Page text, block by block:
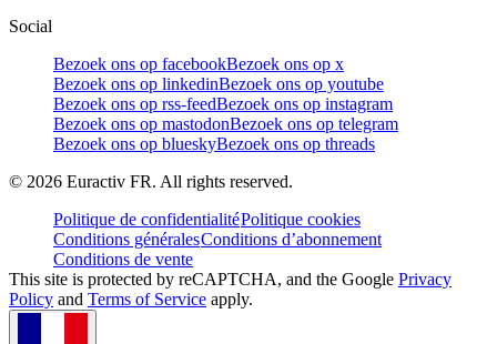
Social
Bezoek ons op facebookBezoek ons op x
Bezoek ons op linkedinBezoek ons op youtube
Bezoek ons op rss-feedBezoek ons op instagram
Bezoek ons op mastodonBezoek ons op telegram
Bezoek ons op blueskyBezoek ons op threads
© 2026 Euractiv FR. All rights reserved.
Politique de confidentialitéPolitique cookies
Conditions généralesConditions d’abonnement
Conditions de vente
This site is protected by reCAPTCHA, and the Google Privacy
Policy and Terms of Service apply.